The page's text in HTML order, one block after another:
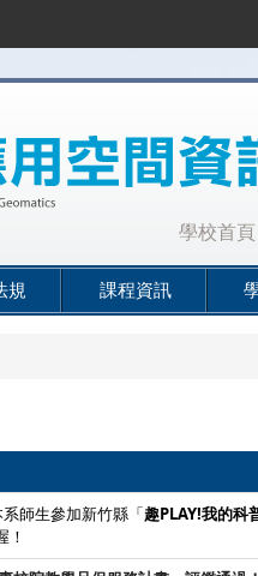
學校首頁
規 課程資訊
系師生參加新竹縣「趣PLAY!我的科
！